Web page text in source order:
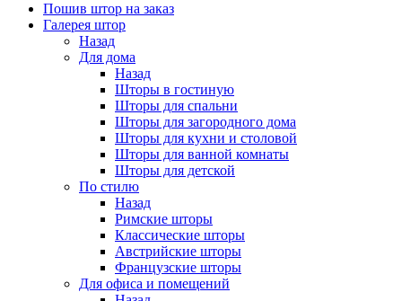
Пошив штор на заказ
Галерея штор
Назад
Для дома
Назад
Шторы в гостиную
Шторы для спальни
Шторы для загородного дома
Шторы для кухни и столовой
Шторы для ванной комнаты
Шторы для детской
По стилю
Назад
Римские шторы
Классические шторы
Австрийские шторы
Французские шторы
Для офиса и помещений